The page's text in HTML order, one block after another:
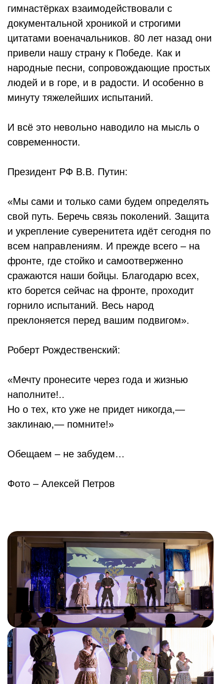
гимнастёрках взаимодействовали с
документальной хроникой и строгими
цитатами военачальников. 80 лет назад они
привели нашу страну к Победе. Как и
народные песни, сопровождающие простых
людей и в горе, и в радости. И особенно в
минуту тяжелейших испытаний.
И всё это невольно наводило на мысль о
современности.
Президент РФ В.В. Путин:
«Мы сами и только сами будем определять
свой путь. Беречь связь поколений. Защита
и укрепление суверенитета идёт сегодня по
всем направлениям. И прежде всего – на
фронте, где стойко и самоотверженно
сражаются наши бойцы. Благодарю всех,
кто борется сейчас на фронте, проходит
горнило испытаний. Весь народ
преклоняется перед вашим подвигом».
Роберт Рождественский:
«Мечту пронесите через года и жизнью
наполните!..
Но о тех, кто уже не придет никогда,—
заклинаю,— помните!»
Обещаем – не забудем…
Фото – Алексей Петров